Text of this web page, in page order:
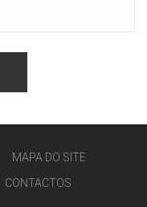
MAPA DO SITE
CONTACTOS